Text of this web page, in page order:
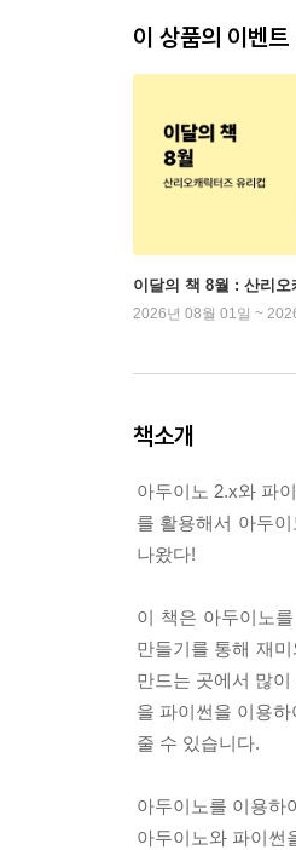
이 상품의 이벤트
이달의 책 8월 : 산리오
2026년 08월 01일 ~
책소개
아두이노 2.x와 파
를 활용해서 아두
나왔다!
이 책은 아두이노
만들기를 통해 재
만드는 곳에서 많
을 파이썬을 이용
줄 수 있습니다.
아두이노를 이용하
아두이노와 파이썬